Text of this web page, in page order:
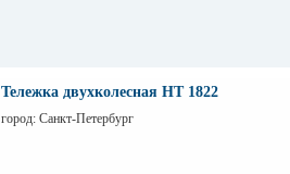
Тележка двухколесная НТ 1822
город: Санкт-Петербург